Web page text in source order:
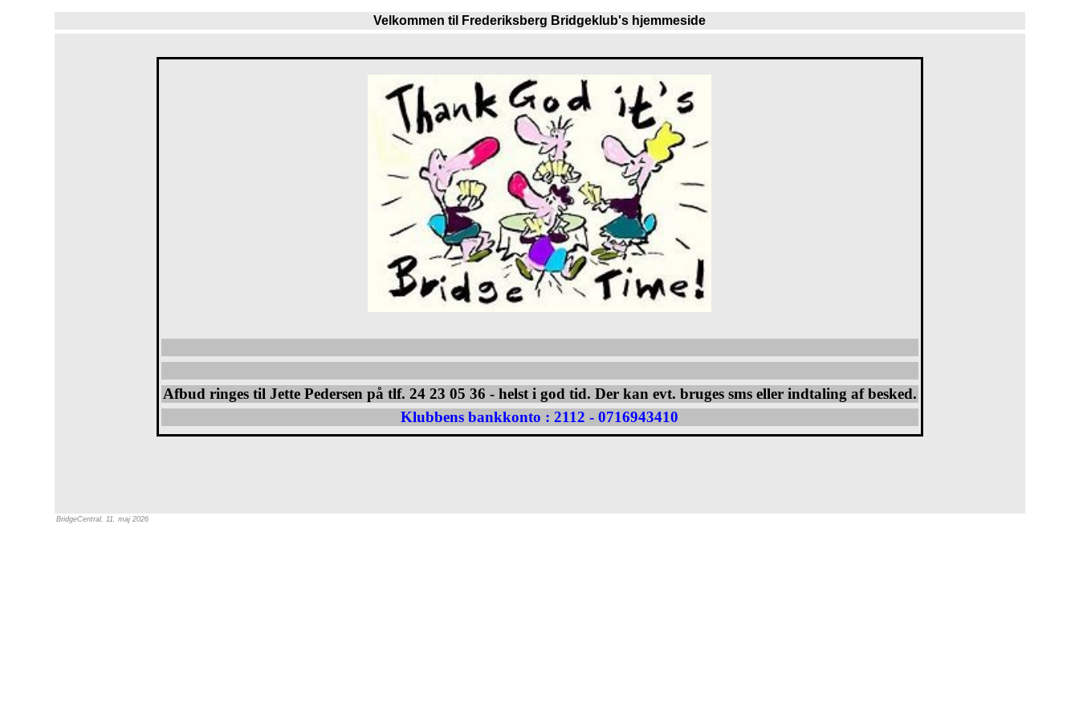
Velkommen til Frederiksberg Bridgeklub's hjemmeside
Afbud ringes til Jette Pedersen på tlf. 24 23 05 36 - helst i god tid. Der kan evt. bruges sms eller indtaling af besked.
Klubbens bankkonto : 2112 - 0716943410
BridgeCentral, 11. maj 2026